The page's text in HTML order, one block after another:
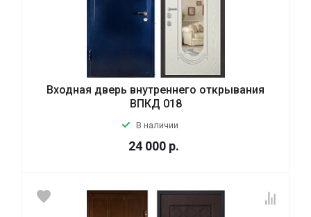
Входная дверь внутреннего открывания
ВПКД 018
В наличии
24 000 р.